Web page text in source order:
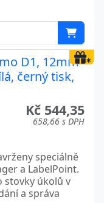
D1, 12mm
černý tisk,
Kč 544,35
658,66 s DPH
speciálně
a LabelPoint.
stovky úkolů v
a správa